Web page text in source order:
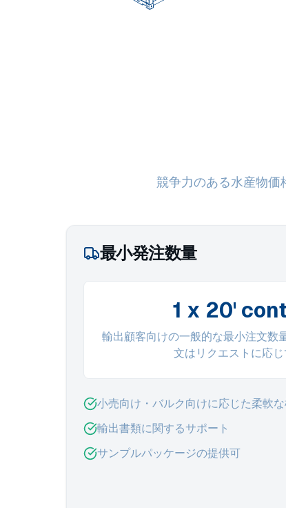
競争力のある水産物価
最小発注数量
1 x 20'
輸出顧客向けの一般的な最小注文数
文はリクエストに応じ
小売向け・バルク向けに応じた柔軟
輸出書類に関するサポート
サンプルパッケージの提供可